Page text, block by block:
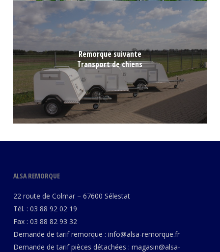
Remorque suivante
Transport de chiens
ALSA REMORQUE
22 route de Colmar – 67600 Sélestat
Tél. : 03 88 92 02 19
Fax : 03 88 82 93 32
Demande de tarif remorque : info@alsa-remorque.fr
Demande de tarif pièces détachées : magasin@alsa-